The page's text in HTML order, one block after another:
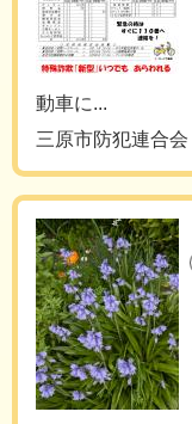
動車に...
三原市防犯連合会